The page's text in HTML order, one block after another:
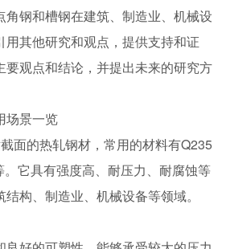
角钢和槽钢在建筑、制造业、机械设
用其他研究和观点，提供支持和证
要观点和结论，并提出未来的研究方
场景一览
面的热轧钢材，常用的材料有Q235
它具有强度高、耐压力、耐腐蚀等
构、制造业、机械设备等领域。